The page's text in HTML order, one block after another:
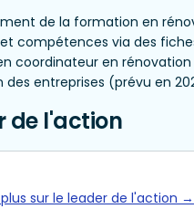
de la formation en
compétences via des
coordinateur en
des entreprises (prévu en
de l'action
plus sur le leader de l'action →